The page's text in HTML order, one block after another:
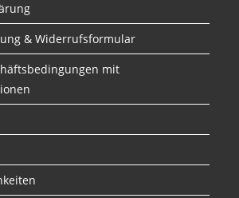
& Widerrufsformular
mit